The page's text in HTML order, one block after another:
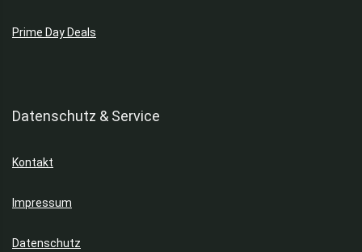
Prime Day Deals
Datenschutz & Service
Kontakt
Impressum
Datenschutz